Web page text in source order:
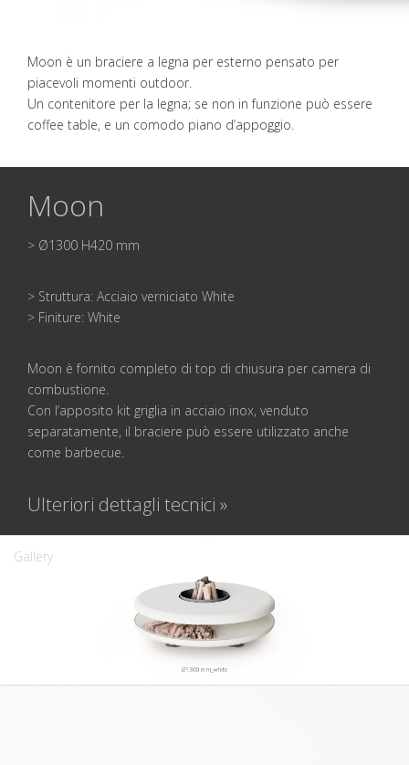
Moon è un braciere a legna per esterno pensato per
piacevoli momenti outdoor.
Un contenitore per la legna; se non in funzione può essere
coffee table, e un comodo piano d’appoggio.
Moon
> Ø1300 H420 mm
> Struttura: Acciaio verniciato White
> Finiture: White
Moon è fornito completo di top di chiusura per camera di
combustione.
Con l’apposito kit griglia in acciaio inox, venduto
separatamente, il braciere può essere utilizzato anche
come barbecue.
Ulteriori dettagli tecnici »
Gallery